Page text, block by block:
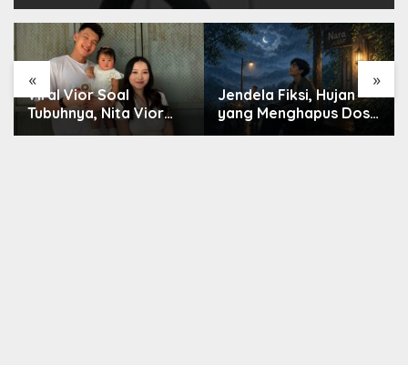
« »
Viral Vior Soal
Tubuhnya, Nita Vior
Akui Nikmati Peranya
Jendela Fiksi, Hujan
yang Menghapus Dosa